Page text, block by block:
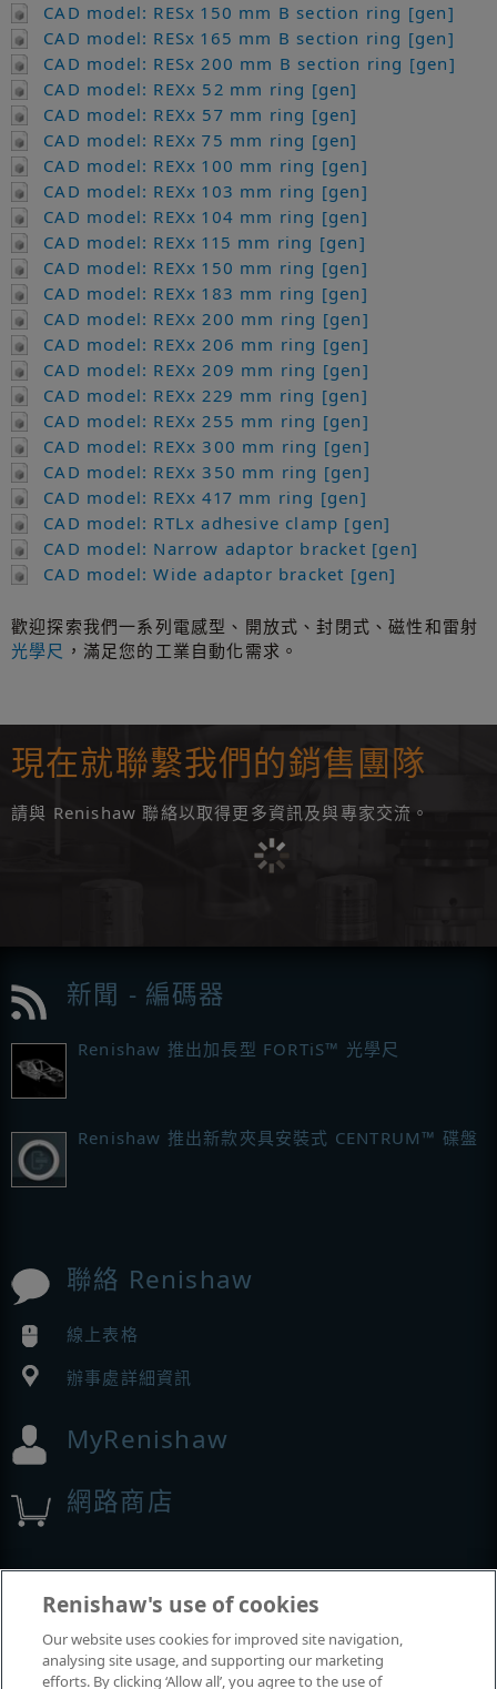
CAD model: RESx 150 mm B section ring [gen]
CAD model: RESx 165 mm B section ring [gen]
CAD model: RESx 200 mm B section ring [gen]
CAD model: REXx 52 mm ring [gen]
CAD model: REXx 57 mm ring [gen]
CAD model: REXx 75 mm ring [gen]
CAD model: REXx 100 mm ring [gen]
CAD model: REXx 103 mm ring [gen]
CAD model: REXx 104 mm ring [gen]
CAD model: REXx 115 mm ring [gen]
CAD model: REXx 150 mm ring [gen]
CAD model: REXx 183 mm ring [gen]
CAD model: REXx 200 mm ring [gen]
CAD model: REXx 206 mm ring [gen]
CAD model: REXx 209 mm ring [gen]
CAD model: REXx 229 mm ring [gen]
CAD model: REXx 255 mm ring [gen]
CAD model: REXx 300 mm ring [gen]
CAD model: REXx 350 mm ring [gen]
CAD model: REXx 417 mm ring [gen]
CAD model: RTLx adhesive clamp [gen]
CAD model: Narrow adaptor bracket [gen]
CAD model: Wide adaptor bracket [gen]
歡迎探索我們一系列電感型、開放式、封閉式、磁性和雷射
光學尺 ，滿足您的工業自動化需求。
現在就聯繫我們的銷售團隊
請與 Renishaw 聯絡以取得更多資訊及與專家交流。
新聞 - 編碼器
Renishaw 推出加長型 FORTiS™ 光學尺
Renishaw 推出新款夾具安裝式 CENTRUM™ 碟盤
聯絡 Renishaw
線上表格
辦事處詳細資訊
MyRenishaw
網路商店
展覽與會議
我們參加的活動
Renishaw's use of cookies
Our website uses cookies for improved site navigation,
analysing site usage, and supporting our marketing
efforts. By clicking ‘Allow all’, you agree to the use of